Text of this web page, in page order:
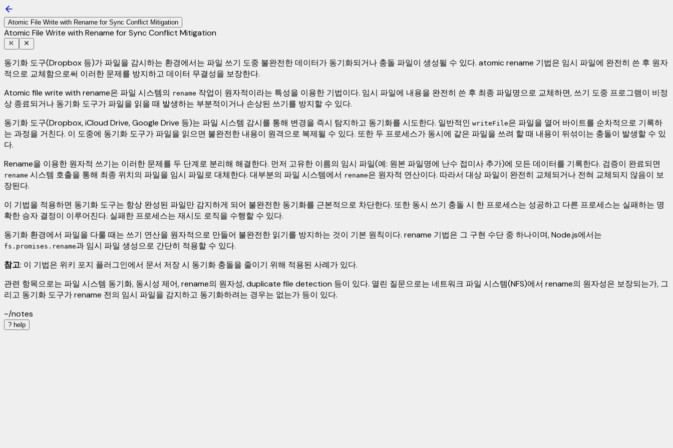
Atomic File Write with Rename for Sync Conflict Mitigation
Atomic File Write with Rename for Sync Conflict Mitigation
동기화 도구(Dropbox 등)가 파일을 감시하는 환경에서는 파일 쓰기 도중 불완전한 데이터가 동기화되거나 충돌 파일이 생성될 수 있다. atomic rename 기법은 임시 파일에 완전히 쓴 후 원자
적으로 교체함으로써 이러한 문제를 방지하고 데이터 무결성을 보장한다.
Atomic file write with rename은 파일 시스템의 rename 작업이 원자적이라는 특성을 이용한 기법이다. 임시 파일에 내용을 완전히 쓴 후 최종 파일명으로 교체하면, 쓰기 도중 프로그램이 비정
상 종료되거나 동기화 도구가 파일을 읽을 때 발생하는 부분적이거나 손상된 쓰기를 방지할 수 있다.
동기화 도구(Dropbox, iCloud Drive, Google Drive 등)는 파일 시스템 감시를 통해 변경을 즉시 탐지하고 동기화를 시도한다. 일반적인 writeFile은 파일을 열어 바이트를 순차적으로 기록하
는 과정을 거친다. 이 도중에 동기화 도구가 파일을 읽으면 불완전한 내용이 원격으로 복제될 수 있다. 또한 두 프로세스가 동시에 같은 파일을 쓰려 할 때 내용이 뒤섞이는 충돌이 발생할 수 있
다.
Rename을 이용한 원자적 쓰기는 이러한 문제를 두 단계로 분리해 해결한다. 먼저 고유한 이름의 임시 파일(예: 원본 파일명에 난수 접미사 추가)에 모든 데이터를 기록한다. 검증이 완료되면
rename 시스템 호출을 통해 최종 위치의 파일을 임시 파일로 대체한다. 대부분의 파일 시스템에서 rename은 원자적 연산이다. 따라서 대상 파일이 완전히 교체되거나 전혀 교체되지 않음이 보
장된다.
이 기법을 적용하면 동기화 도구는 항상 완성된 파일만 감지하게 되어 불완전한 동기화를 근본적으로 차단한다. 또한 동시 쓰기 충돌 시 한 프로세스는 성공하고 다른 프로세스는 실패하는 명
확한 승자 결정이 이루어진다. 실패한 프로세스는 재시도 로직을 수행할 수 있다.
동기화 환경에서 파일을 다룰 때는 쓰기 연산을 원자적으로 만들어 불완전한 읽기를 방지하는 것이 기본 원칙이다. rename 기법은 그 구현 수단 중 하나이며, Node.js에서는
fs.promises.rename과 임시 파일 생성으로 간단히 적용할 수 있다.
참고: 이 기법은 위키 포지 플러그인에서 문서 저장 시 동기화 충돌을 줄이기 위해 적용된 사례가 있다.
관련 항목으로는 파일 시스템 동기화, 동시성 제어, rename의 원자성, duplicate file detection 등이 있다. 열린 질문으로는 네트워크 파일 시스템(NFS)에서 rename의 원자성은 보장되는가, 그
리고 동기화 도구가 rename 전의 임시 파일을 감지하고 동기화하려는 경우는 없는가 등이 있다.
~/notes
? help